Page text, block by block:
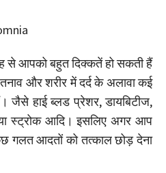
से आपको बहुत दिक्कतें हो सकती हैं
और शरीर में दर्द के अलावा कई
जैसे हाई ब्लड प्रेशर, डायबिटीज,
या स्ट्रोक आदि। इसलिए अगर आप
गलत आदतों को तत्काल छोड़ देना